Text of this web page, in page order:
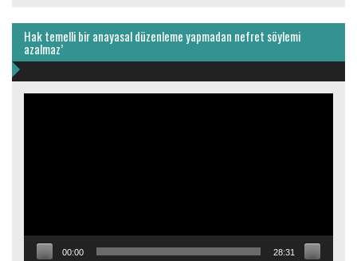
Hak temelli bir anayasal düzenleme yapmadan nefret söylemi
azalmaz’
00:00 28:31